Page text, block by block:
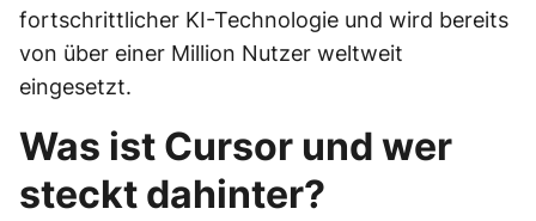
fortschrittlicher KI-Technologie und wird bereits
von über einer Million Nutzer weltweit
eingesetzt.
Was ist Cursor und wer
steckt dahinter?